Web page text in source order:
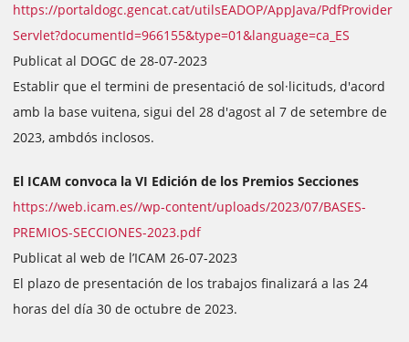
https://portaldogc.gencat.cat/utilsEADOP/AppJava/PdfProvider
Servlet?documentId=966155&type=01&language=ca_ES
Publicat al DOGC de 28-07-2023
Establir que el termini de presentació de sol·licituds, d'acord
amb la base vuitena, sigui del 28 d'agost al 7 de setembre de
2023, ambdós inclosos.
El ICAM convoca la VI Edición de los Premios Secciones
https://web.icam.es//wp-content/uploads/2023/07/BASES-
PREMIOS-SECCIONES-2023.pdf
Publicat al web de l’ICAM 26-07-2023
El plazo de presentación de los trabajos finalizará a las 24
horas del día 30 de octubre de 2023.